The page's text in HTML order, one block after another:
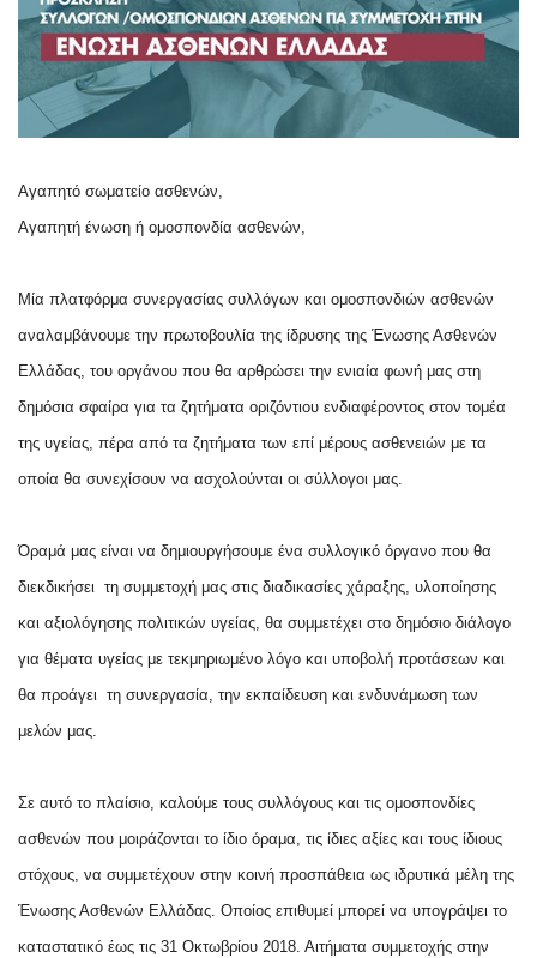
Αγαπητό σωματείο ασθενών,
Αγαπητή ένωση ή ομοσπονδία ασθενών,
Μία πλατφόρμα συνεργασίας συλλόγων και ομοσπονδιών ασθενών
αναλαμβάνουμε την πρωτοβουλία της ίδρυσης της Ένωσης Ασθενών
Ελλάδας, του οργάνου που θα αρθρώσει την ενιαία φωνή μας στη
δημόσια σφαίρα για τα ζητήματα οριζόντιου ενδιαφέροντος στον τομέα
της υγείας, πέρα από τα ζητήματα των επί μέρους ασθενειών με τα
οποία θα συνεχίσουν να ασχολούνται οι σύλλογοι μας.
Όραμά μας είναι να δημιουργήσουμε ένα συλλογικό όργανο που θα
διεκδικήσει τη συμμετοχή μας στις διαδικασίες χάραξης, υλοποίησης
και αξιολόγησης πολιτικών υγείας, θα συμμετέχει στο δημόσιο διάλογο
για θέματα υγείας με τεκμηριωμένο λόγο και υποβολή προτάσεων και
θα προάγει τη συνεργασία, την εκπαίδευση και ενδυνάμωση των
μελών μας.
Σε αυτό το πλαίσιο, καλούμε τους συλλόγους και τις ομοσπονδίες
ασθενών που μοιράζονται το ίδιο όραμα, τις ίδιες αξίες και τους ίδιους
στόχους, να συμμετέχουν στην κοινή προσπάθεια ως ιδρυτικά μέλη της
Ένωσης Ασθενών Ελλάδας. Οποίος επιθυμεί μπορεί να υπογράψει το
καταστατικό έως τις 31 Οκτωβρίου 2018. Αιτήματα συμμετοχής στην